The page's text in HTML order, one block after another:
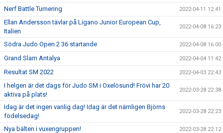
Nerf Battle Turnering 2022-04-11 12:41
Ellan Andersson tävlar på Ligano Junior European Cup,
Italien
2022-04-08 16:23
Södra Judo Open 2 36 startande 2022-04-08 16:00
Grand Slam Antalya 2022-04-04 11:42
Resultat SM 2022 2022-04-03 22:43
I helgen är det dags för Judo SM i Oxelösund! Frövi har 20
aktiva på plats!
2022-03-28 22:38
Idag är det ingen vanlig dag! Idag är det nämligen Björns
födelsedag!
2022-03-28 22:23
Nya bälten i vuxengruppen! 2022-03-28 22:12